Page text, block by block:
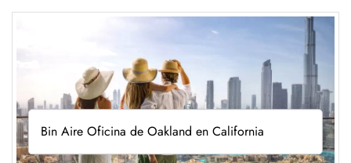
Bin Aire Oficina de Oakland en California